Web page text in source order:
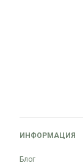
ИНФОРМАЦИЯ
Блог